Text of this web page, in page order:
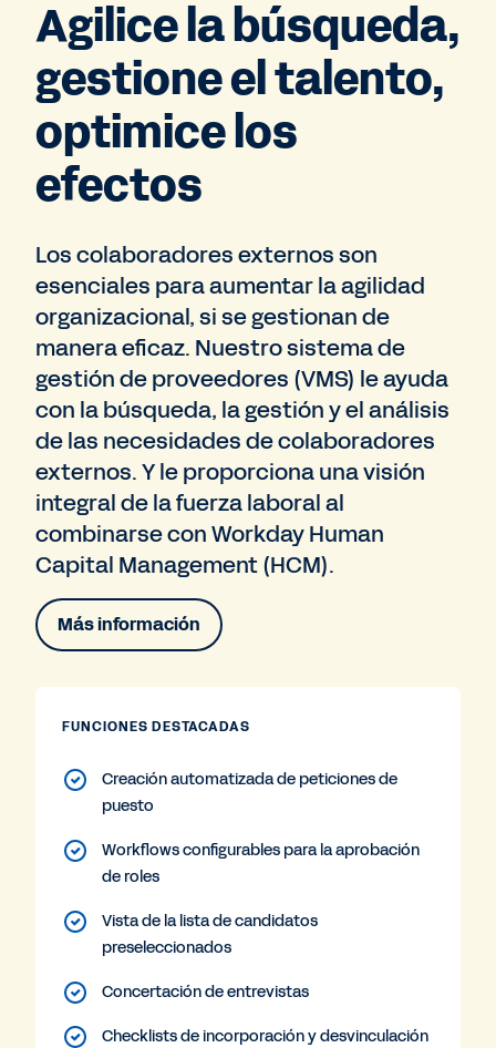
Agilice la búsqueda,
gestione el talento,
optimice los
efectos
Los colaboradores externos son
esenciales para aumentar la agilidad
organizacional, si se gestionan de
manera eficaz. Nuestro sistema de
gestión de proveedores (VMS) le ayuda
con la búsqueda, la gestión y el análisis
de las necesidades de colaboradores
externos. Y le proporciona una visión
integral de la fuerza laboral al
combinarse con Workday Human
Capital Management (HCM).
Más información
FUNCIONES DESTACADAS
Creación automatizada de peticiones de
puesto
Workflows configurables para la aprobación
de roles
Vista de la lista de candidatos
preseleccionados
Concertación de entrevistas
Checklists de incorporación y desvinculación